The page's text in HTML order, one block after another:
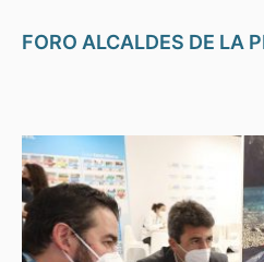
FORO ALCALDES DE LA